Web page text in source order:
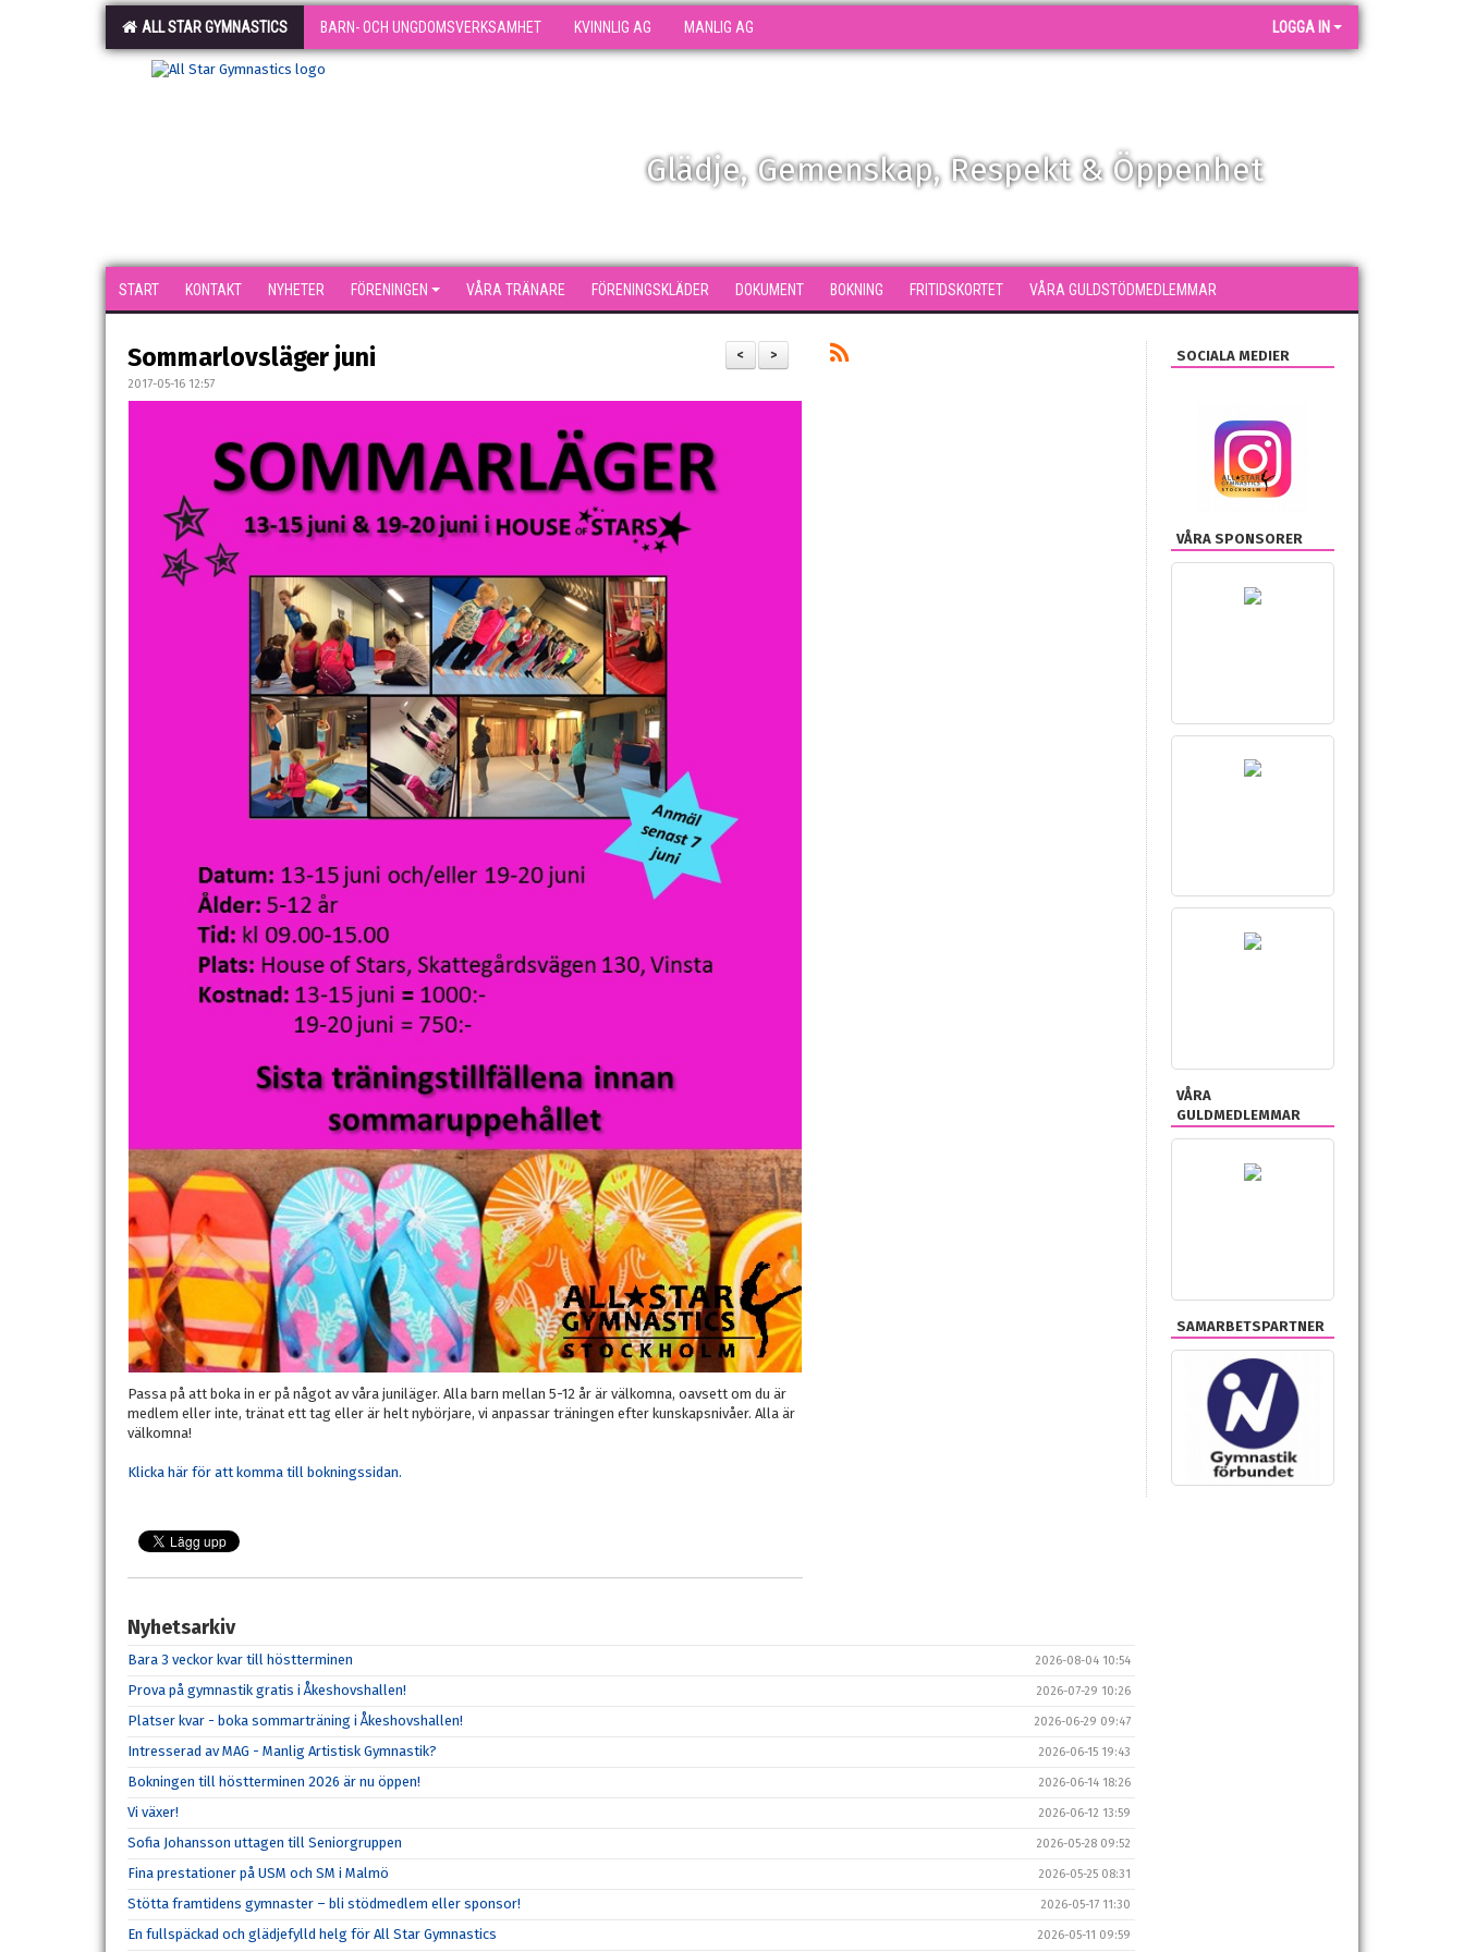
ALL STAR GYMNASTICS BARN- OCH UNGDOMSVERKSAMHET KVINNLIG AG MANLIG AG LOGGA IN
Glädje, Gemenskap, Respekt & Öppenhet
START KONTAKT NYHETER FÖRENINGEN VÅRA TRÄNARE FÖRENINGSKLÄDER DOKUMENT BOKNING FRITIDSKORTET VÅRA GULDSTÖDMEDLEMMAR
>
<
Sommarlovsläger juni
2017-05-16 12:57
Passa på att boka in er på något av våra juniläger. Alla barn mellan 5-12 år är välkomna, oavsett om du är
medlem eller inte, tränat ett tag eller är helt nybörjare, vi anpassar träningen efter kunskapsnivåer. Alla är
välkomna!
Klicka här för att komma till bokningssidan.
Nyhetsarkiv
Bara 3 veckor kvar till höstterminen 2026-08-04 10:54
Prova på gymnastik gratis i Åkeshovshallen! 2026-07-29 10:26
Platser kvar - boka sommarträning i Åkeshovshallen! 2026-06-29 09:47
Intresserad av MAG - Manlig Artistisk Gymnastik? 2026-06-15 19:43
Bokningen till höstterminen 2026 är nu öppen! 2026-06-14 18:26
Vi växer! 2026-06-12 13:59
Sofia Johansson uttagen till Seniorgruppen 2026-05-28 09:52
Fina prestationer på USM och SM i Malmö 2026-05-25 08:31
Stötta framtidens gymnaster – bli stödmedlem eller sponsor! 2026-05-17 11:30
En fullspäckad och glädjefylld helg för All Star Gymnastics 2026-05-11 09:59
SOCIALA MEDIER
VÅRA SPONSORER
VÅRA
GULDMEDLEMMAR
SAMARBETSPARTNER